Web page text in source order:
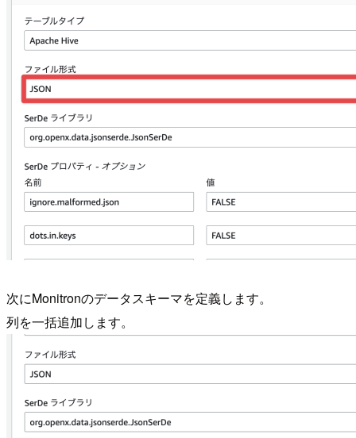
次にMonitronのデータスキーマを定義します。
列を一括追加します。